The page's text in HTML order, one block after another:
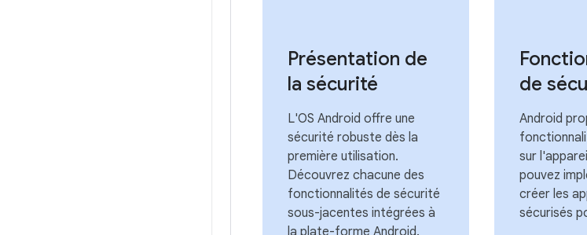
Présentation de
la sécurité
L'OS Android offre une
sécurité robuste dès la
première utilisation.
Découvrez chacune des
fonctionnalités de sécurité
sous-jacentes intégrées à
la plate-forme Android.
de
Android
sur
pouvez
créer les
sécurisés